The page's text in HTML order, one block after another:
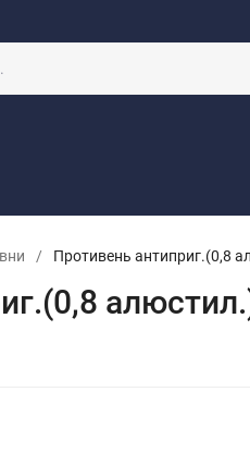
/ Противень антиприг.(0,8